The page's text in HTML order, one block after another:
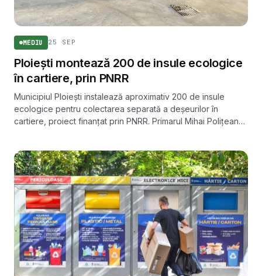
MEDIU 25 SEP
Ploiești montează 200 de insule ecologice
în cartiere, prin PNRR
Municipiul Ploiești instalează aproximativ 200 de insule
ecologice pentru colectarea separată a deșeurilor în
cartiere, proiect finanțat prin PNRR. Primarul Mihai Polițeanu